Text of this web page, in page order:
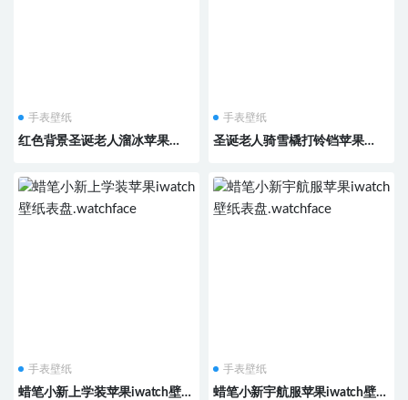
手表壁纸
红色背景圣诞老人溜冰苹果
手表壁纸
圣诞老人骑雪橇打铃铛苹果
手表壁纸
蜡笔小新上学装苹果iwatch壁纸
手表壁纸
蜡笔小新宇航服苹果iwatch壁纸